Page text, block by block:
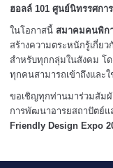
ฮอลล์ 101 ศูนย์นิทรรศกา
ในโอกาสนี้สมาคมคนพิก
สร้างความตระหนักรู้เกี่ย
สำหรับทุกกลุ่มในสังคม โ
ทุกคนสามารถเข้าถึงและ
ขอเชิญทุกท่านมาร่วมสัม
การพัฒนาอารยสถาปัตย์แ
Friendly Design Expo